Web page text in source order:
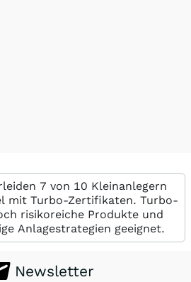
7 von 10 Kleinanlegern
mit Turbo-Zertifikaten. Turbo-
risikoreiche Produkte und
Anlagestrategien geeignet.
Newsletter